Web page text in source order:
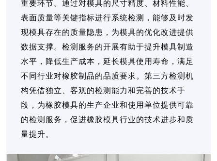
重要环节。通过对模具的尺寸精度、材料性能、
表面质量等关键指标进行系统检测，能够及时发
现模具存在的质量隐患，为模具的优化改进提供
数据支撑。检测服务的开展有助于提升模具制造
水平，降低生产成本，延长模具使用寿命，满足
不同行业对橡胶制品的品质要求。第三方检测机
构凭借独立、客观的检测能力和完善的技术手
段，为橡胶模具的生产企业和使用单位提供可靠
的检测服务，促进橡胶模具行业的技术进步和质
量提升。